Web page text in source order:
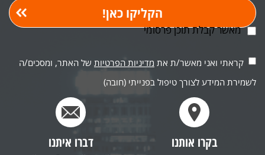
מאשר קבלת תוכן פרסומי
קראתי ואני מאשר/ת את מדיניות הפרטיות של האתר, ומסכים/ה
לשמירת המידע לצורך טיפול בפנייתי (חובה)
בקרו אותנו דברו איתנו